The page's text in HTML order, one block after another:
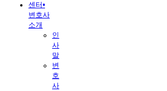
센터•
변호사
소개
인
사
말
변
호
사